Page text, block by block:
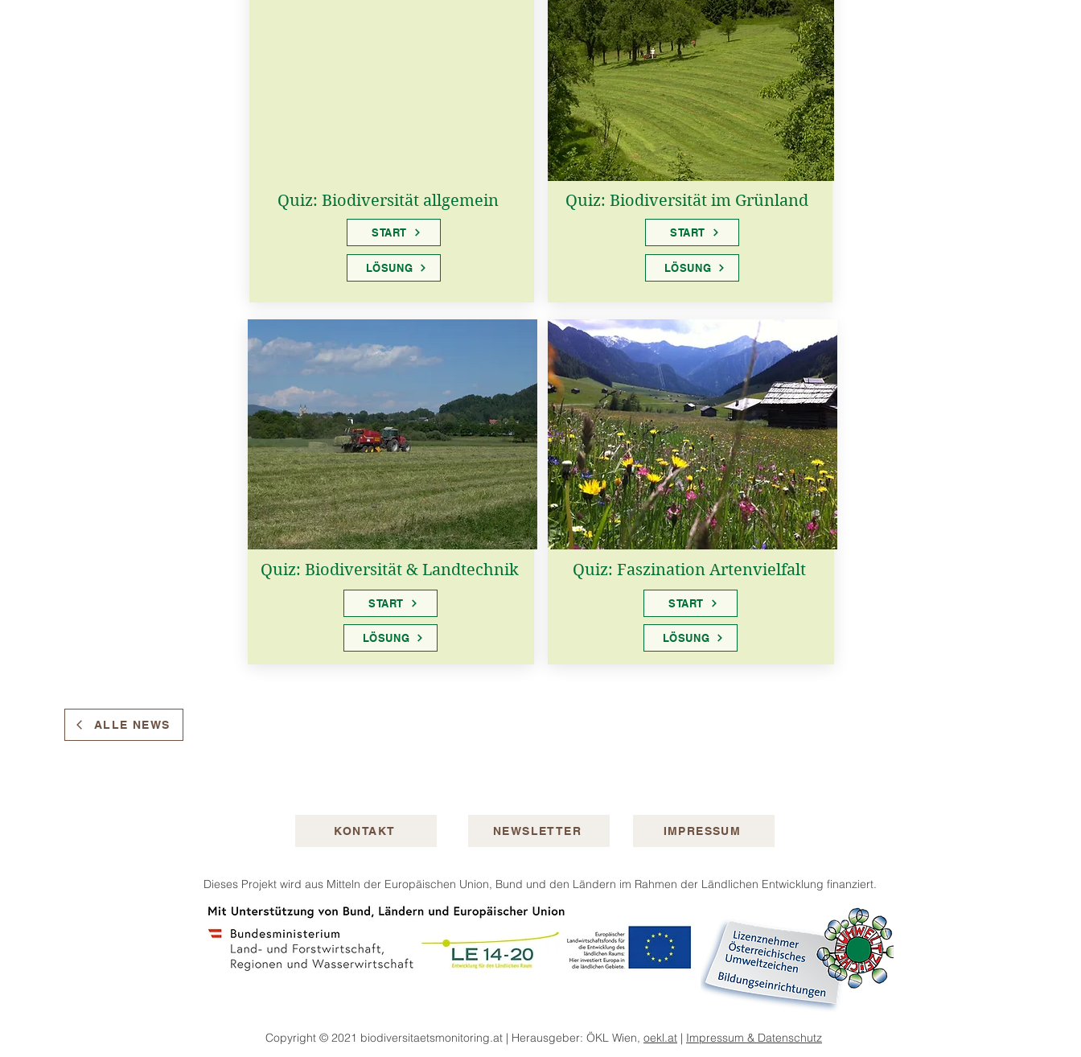
Quiz: Biodiversität allgemein
START
LÖSUNG
Quiz: Biodiversität im Grünland
START
LÖSUNG
Quiz: Biodiversität & Landtechnik
START
LÖSUNG
Quiz: Faszination Artenvielfalt
START
LÖSUNG
ALLE NEWS
KONTAKT NEWSLETTER IMPRESSUM
Dieses Projekt wird aus Mitteln der Europäischen Union, Bund und den Ländern im Rahmen der Ländlichen Entwicklung finanziert.
Copyright © 2021 biodiversitaetsmonitoring.at | Herausgeber: ÖKL Wien, oekl.at | Impressum & Datenschutz